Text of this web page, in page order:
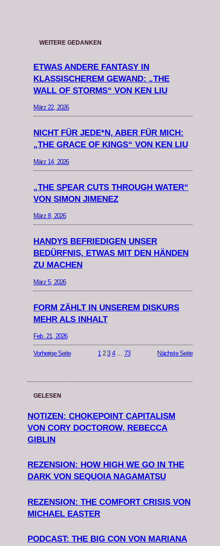
WEITERE GEDANKEN
ETWAS ANDERE FANTASY IN
KLASSISCHEREM GEWAND: „THE
WALL OF STORMS“ VON KEN LIU
März 22, 2026
NICHT FÜR JEDE*N, ABER FÜR MICH:
„THE GRACE OF KINGS“ VON KEN LIU
März 14, 2026
„THE SPEAR CUTS THROUGH WATER“
VON SIMON JIMENEZ
März 8, 2026
HANDYS BEFRIEDIGEN UNSER
BEDÜRFNIS, ETWAS MIT DEN HÄNDEN
ZU MACHEN
März 5, 2026
FORM ZÄHLT IN UNSEREM DISKURS
MEHR ALS INHALT
Feb. 21, 2026
Vorherige Seite 1 2 3 4 … 73 Nächste Seite
GELESEN
NOTIZEN: CHOKEPOINT CAPITALISM
VON CORY DOCTOROW, REBECCA
GIBLIN
REZENSION: HOW HIGH WE GO IN THE
DARK VON SEQUOIA NAGAMATSU
REZENSION: THE COMFORT CRISIS VON
MICHAEL EASTER
PODCAST: THE BIG CON VON MARIANA